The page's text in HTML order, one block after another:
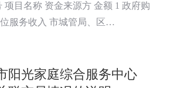
项目名称 资金来源方 金额 1 政府购
服务收入 市城管局、区…
阳光家庭综合服务中心